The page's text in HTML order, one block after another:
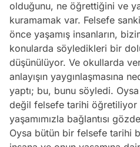
olduğunu, ne öğrettiğini ve
kuramamak var. Felsefe
önce yaşamış insanların,
konularda söyledikleri bir
düşünülüyor. Ve okullarda
anlayışın yaygınlaşmasına
yaptı; bu, bunu söyledi.
değil felsefe tarihi
yaşamımızla bağlantısı
Oysa bütün bir felsefe tarihi